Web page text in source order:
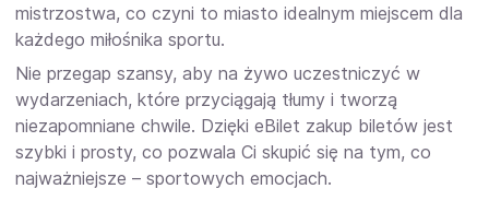
mistrzostwa, co czyni to miasto idealnym miejscem dla
każdego miłośnika sportu.
Nie przegap szansy, aby na żywo uczestniczyć w
wydarzeniach, które przyciągają tłumy i tworzą
niezapomniane chwile. Dzięki eBilet zakup biletów jest
szybki i prosty, co pozwala Ci skupić się na tym, co
najważniejsze – sportowych emocjach.